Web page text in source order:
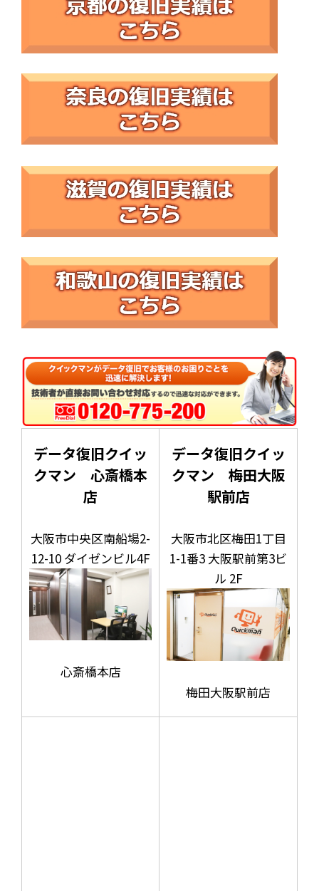
データ復旧クイッ
クマン 心斎橋本
店
大阪市中央区南船場2-
12-10 ダイゼンビル4F
心斎橋本店
データ復旧クイッ
クマン 梅田大阪
駅前店
大阪市北区梅田1丁目
1-1番3 大阪駅前第3ビ
ル 2F
梅田大阪駅前店